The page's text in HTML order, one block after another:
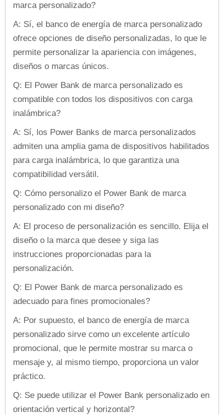
marca personalizado?
A: Sí, el banco de energía de marca personalizado
ofrece opciones de diseño personalizadas, lo que le
permite personalizar la apariencia con imágenes,
diseños o marcas únicos.
Q: El Power Bank de marca personalizado es
compatible con todos los dispositivos con carga
inalámbrica?
A: Sí, los Power Banks de marca personalizados
admiten una amplia gama de dispositivos habilitados
para carga inalámbrica, lo que garantiza una
compatibilidad versátil.
Q: Cómo personalizo el Power Bank de marca
personalizado con mi diseño?
A: El proceso de personalización es sencillo. Elija el
diseño o la marca que desee y siga las
instrucciones proporcionadas para la
personalización.
Q: El Power Bank de marca personalizado es
adecuado para fines promocionales?
A: Por supuesto, el banco de energía de marca
personalizado sirve como un excelente artículo
promocional, que le permite mostrar su marca o
mensaje y, al mismo tiempo, proporciona un valor
práctico.
Q: Se puede utilizar el Power Bank personalizado en
orientación vertical y horizontal?